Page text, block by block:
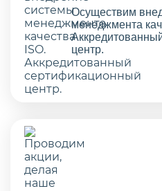
Осуществим
менеджмента
центр.